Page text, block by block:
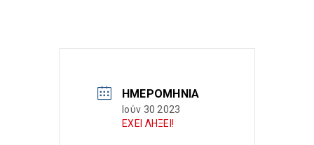
ΗΜΕΡΟΜΗΝΊΑ
Ιούν 30 2023
ΕΧΕΙ ΛΗΞΕΙ!